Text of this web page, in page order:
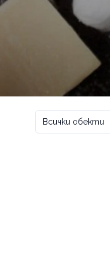
Всички обекти